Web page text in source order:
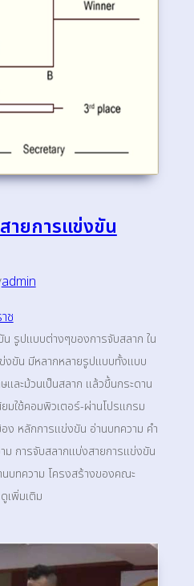
ายการแข่งขัน
admin
ช
รูปแบบต่างๆของการจับสลาก ใน
งขัน มีหลากหลายรูปแบบทั้งแบบ
และม้วนเป็นสลาก แล้วขึ้นกระดาน
มใช้คอมพิวเตอร์-ผ่านโปรแกรม
ง หลักการแข่งขัน อ่านบทความ คำ
การจับสลากแบ่งสายการแข่งขัน
บทความ โครงสร้างของคณะ
เพิ่มเติม